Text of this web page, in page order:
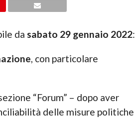
da sabato 29 gennaio 2022:
, con particolare
“Forum” – dopo aver
delle misure politiche